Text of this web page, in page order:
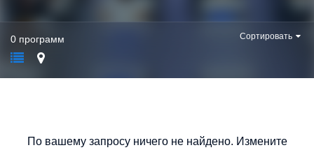
0 программ Сортировать
По вашему запросу ничего не найдено. Измените